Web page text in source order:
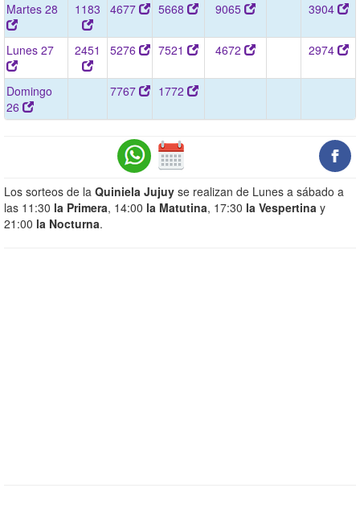
Martes 28 1183 4677 5668 9065 3904
Lunes 27 2451 5276 7521 4672 2974
Domingo
26
7767 1772
Los sorteos de la Quiniela Jujuy se realizan de Lunes a sábado a
las 11:30 la Primera, 14:00 la Matutina, 17:30 la Vespertina y
21:00 la Nocturna.